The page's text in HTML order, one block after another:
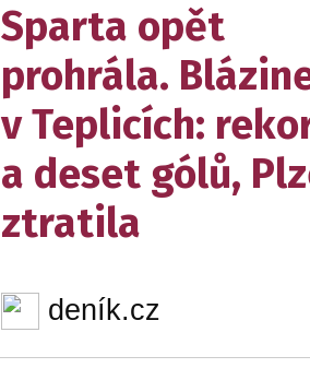
Sparta opět
prohrála.
v Teplicích:
a deset gólů,
ztratila
deník.cz